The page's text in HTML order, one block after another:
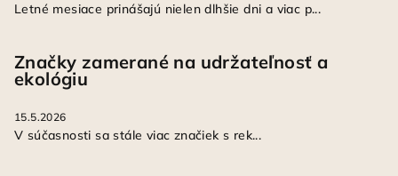
Letné mesiace prinášajú nielen dlhšie dni a viac p...
Značky zamerané na udržateľnosť a
ekológiu
15.5.2026
V súčasnosti sa stále viac značiek s rek...